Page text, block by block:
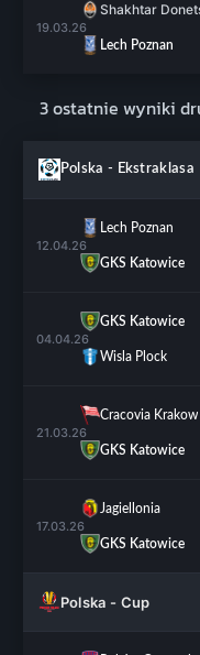
19.03.26
Shakhtar
Lech Poznan
3 ostatnie wyniki
Polska - Ekstraklasa
12.04.26
Lech Poznan
GKS Katowice
04.04.26
GKS Katowice
Wisla Plock
21.03.26
Cracovia Krakow
GKS Katowice
17.03.26
Jagiellonia
GKS Katowice
Polska - Cup